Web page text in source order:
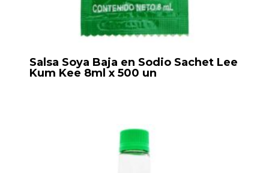
Salsa Soya Baja en Sodio Sachet Lee
Kum Kee 8ml x 500 un